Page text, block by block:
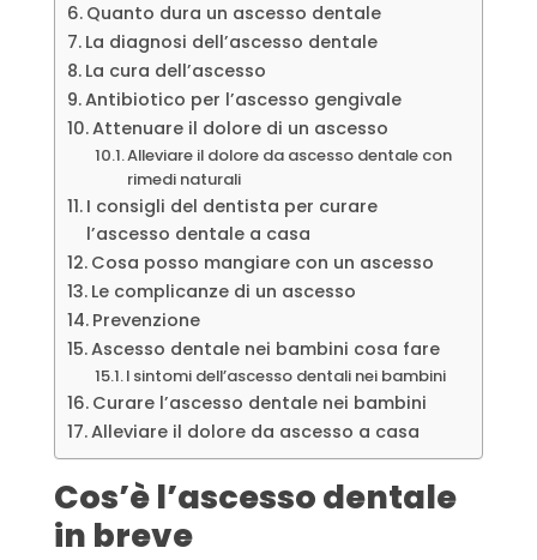
Quanto dura un ascesso dentale
La diagnosi dell’ascesso dentale
La cura dell’ascesso
Antibiotico per l’ascesso gengivale
Attenuare il dolore di un ascesso
Alleviare il dolore da ascesso dentale con
rimedi naturali
I consigli del dentista per curare
l’ascesso dentale a casa
Cosa posso mangiare con un ascesso
Le complicanze di un ascesso
Prevenzione
Ascesso dentale nei bambini cosa fare
I sintomi dell’ascesso dentali nei bambini
Curare l’ascesso dentale nei bambini
Alleviare il dolore da ascesso a casa
Cos’è l’ascesso dentale
in breve